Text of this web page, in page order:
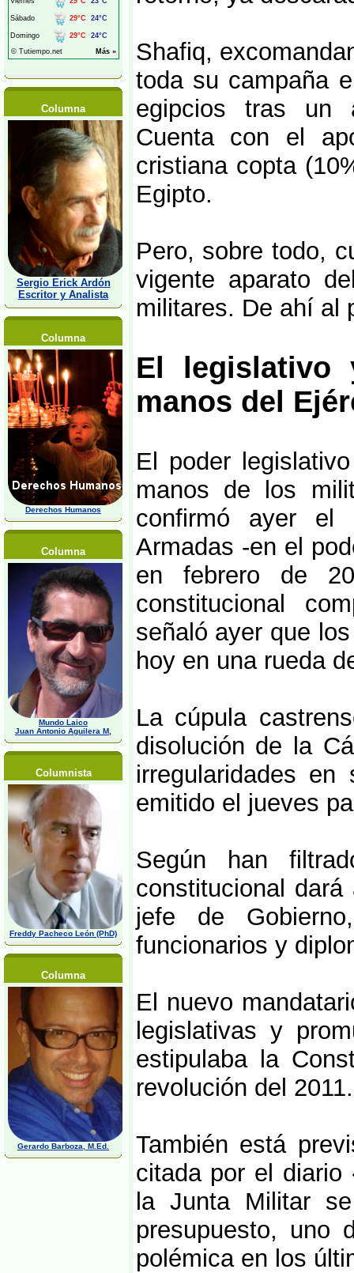
Columna
Sergio Erick Ardón
Escritor y Analista
Columna
Derechos Humanos
Columna
Mundo Laico
Juan Antonio Aguilera M,
Columnista
Freddy Pacheco León (PhD)
Columna
Gerardo Barboza, M.Ed.
Shafiq,
toda su campaña
egipcios tras un
Cuenta con el
cristiana copta
Egipto.
Pero, sobre todo,
vigente aparato
militares. De ahí al
El legislativo
manos del
El poder
manos de los
confirmó ayer el
Armadas -en el
en febrero de
constitucional
señaló ayer que
hoy en una rueda
La cúpula
disolución de la
irregularidades
emitido el jueves
Según han
constitucional
jefe de
funcionarios y
El nuevo
legislativas y
estipulaba la
revolución del 2011.
También está
citada por el diario
la Junta Militar
presupuesto, uno
polémica en los